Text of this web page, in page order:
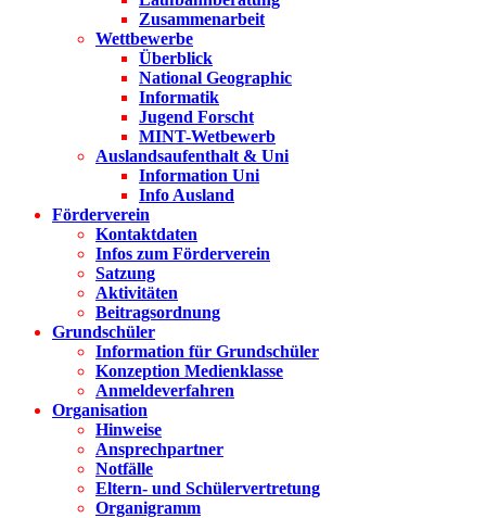
Zusammenarbeit
Wettbewerbe
Überblick
National Geographic
Informatik
Jugend Forscht
MINT-Wetbewerb
Auslandsaufenthalt & Uni
Information Uni
Info Ausland
Förderverein
Kontaktdaten
Infos zum Förderverein
Satzung
Aktivitäten
Beitragsordnung
Grundschüler
Information für Grundschüler
Konzeption Medienklasse
Anmeldeverfahren
Organisation
Hinweise
Ansprechpartner
Notfälle
Eltern- und Schülervertretung
Organigramm